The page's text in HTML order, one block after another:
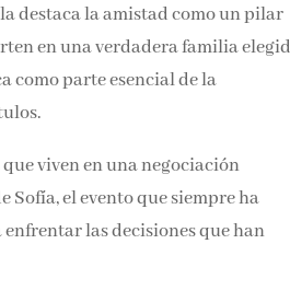
la novela destaca la amistad como
convierten en una verdadera
la música como parte
de los capítulos.
viven en una negociación
Sofía, el evento que siempre ha
las decisiones que han